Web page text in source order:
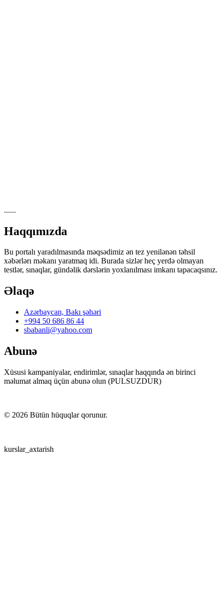
......
Haqqımızda
Bu portalı yaradılmasında məqsədimiz ən tez yenilənən təhsil
xəbərlərı məkanı yaratmaq idi. Burada sizlər heç yerdə olmayan
testlər, sınaqlar, gündəlik dərslərin yoxlanılması imkanı tapacaqsınız.
Əlaqə
Azərbaycan, Bakı şəhəri
+994 50 686 86 44
sbabanli@yahoo.com
Abunə
Xüsusi kampaniyalar, endirimlər, sınaqlar haqqında ən birinci
məlumat almaq üçün abunə olun (PULSUZDUR)
© 2026 Bütün hüquqlar qorunur.
kurslar_axtarish